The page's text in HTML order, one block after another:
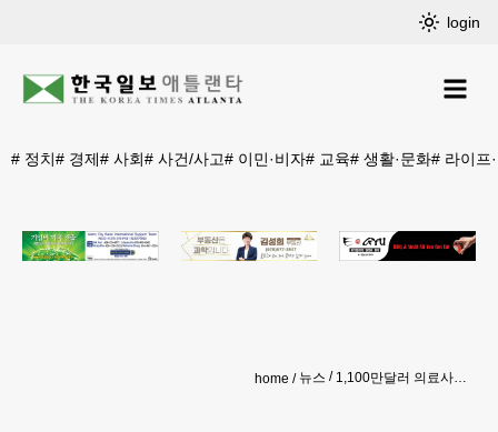
login
# 정치# 경제# 사회# 사건/사고# 이민·비자# 교육# 생활·문화# 라이프
home 뉴스 1,100만달러 의료사기 한인 물리치료사 공모